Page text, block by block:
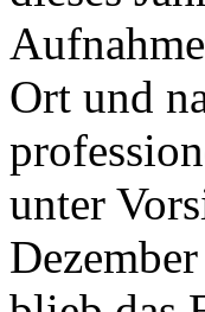
Ort und
unter